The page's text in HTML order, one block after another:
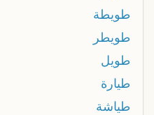
طويطة
طويطر
طويل
طيارة
طياشة